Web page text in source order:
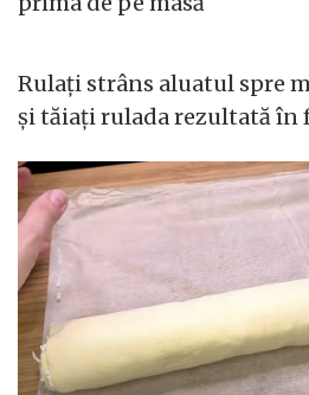
Rulați strâns aluatul spre
și tăiați rulada rezultată în